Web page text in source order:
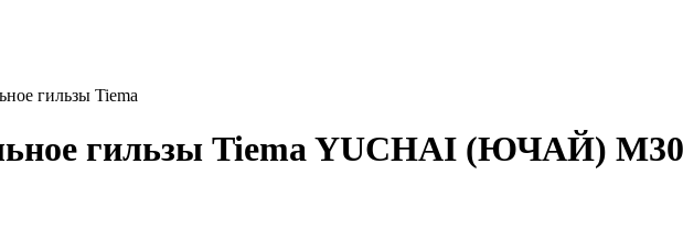
гильзы Tiema
гильзы Tiema YUCHAI (ЮЧАЙ)